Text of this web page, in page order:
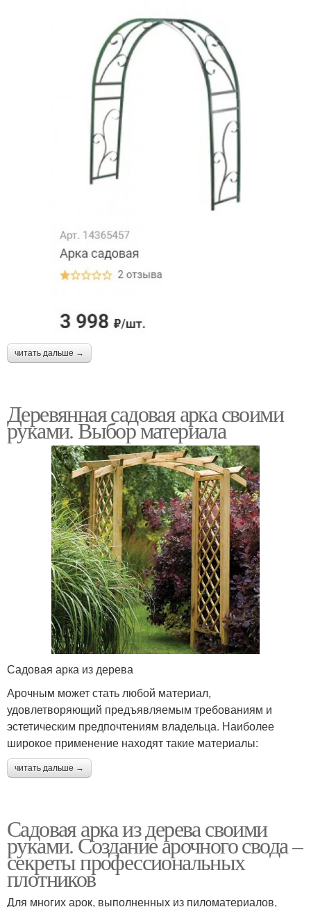
читать дальше →
Деревянная садовая арка своими
руками. Выбор материала
Садовая арка из дерева
Арочным может стать любой материал,
удовлетворяющий предъявляемым требованиям и
эстетическим предпочтениям владельца. Наиболее
широкое применение находят такие материалы:
читать дальше →
Садовая арка из дерева своими
руками. Создание арочного свода –
секреты профессиональных
плотников
Для многих арок, выполненных из пиломатериалов,